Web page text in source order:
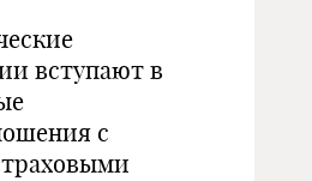
вступают в
с